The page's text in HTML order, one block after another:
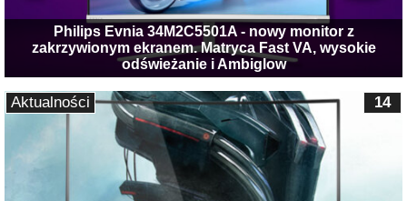
Philips Evnia 34M2C5501A - nowy monitor z
zakrzywionym ekranem. Matryca Fast VA, wysokie
odświeżanie i Ambiglow
14
Aktualności